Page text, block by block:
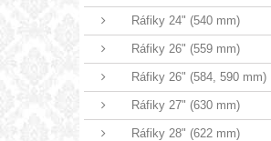
Ráfiky 24" (540 mm)
Ráfiky 26" (559 mm)
Ráfiky 26" (584, 590 mm)
Ráfiky 27" (630 mm)
Ráfiky 28" (622 mm)